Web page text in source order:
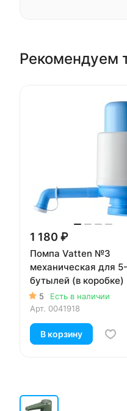
Рекомендуем
1 180 ₽
Помпа Vatten №3
механическая для
бутылей (в коробке)
5
Есть в наличии
Арт. 0041918
В корзину